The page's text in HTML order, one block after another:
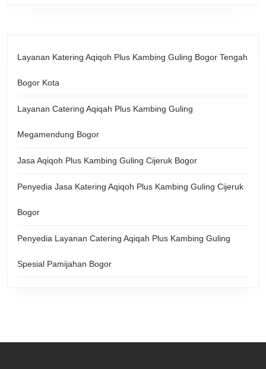
Layanan Katering Aqiqoh Plus Kambing Guling Bogor Tengah
Bogor Kota
Layanan Catering Aqiqah Plus Kambing Guling
Megamendung Bogor
Jasa Aqiqoh Plus Kambing Guling Cijeruk Bogor
Penyedia Jasa Katering Aqiqoh Plus Kambing Guling Cijeruk
Bogor
Penyedia Layanan Catering Aqiqah Plus Kambing Guling
Spesial Pamijahan Bogor